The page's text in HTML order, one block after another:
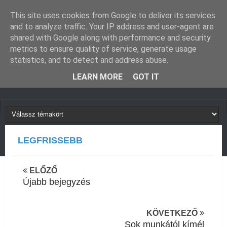
GUGLIVERZUM KAPCSOLAT
LEGFRISSEBB
Felejtsd el a táblázatokat! Építs Apsheet
ELŐZŐ
Újabb bejegyzés
KÖVETKEZŐ
Sok munkától kímél
This site uses cookies from Google to deliver its services
and to analyze traffic. Your IP address and user-agent are
shared with Google along with performance and security
metrics to ensure quality of service, generate usage
statistics, and to detect and address abuse.
LEARN MORE
GOT IT